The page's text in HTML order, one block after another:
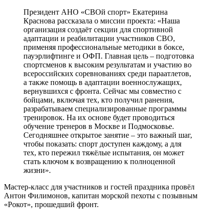
Президент АНО «СВОй спорт» Екатерина
Краснова рассказала о миссии проекта: «Наша
организация создаёт секции для спортивной
адаптации и реабилитации участников СВО,
применяя профессиональные методики в боксе,
пауэрлифтинге и ОФП. Главная цель – подготовка
спортсменов к высоким результатам и участию во
всероссийских соревнованиях среди параатлетов,
а также помощь в адаптации военнослужащих,
вернувшихся с фронта. Сейчас мы совместно с
бойцами, включая тех, кто получил ранения,
разрабатываем специализированные программы
тренировок. На их основе будет проводиться
обучение тренеров в Москве и Подмосковье.
Сегодняшнее открытое занятие – это важный шаг,
чтобы показать: спорт доступен каждому, а для
тех, кто пережил тяжёлые испытания, он может
стать ключом к возвращению к полноценной
жизни».
Мастер-класс для участников и гостей праздника провёл
Антон Филимонов, капитан морской пехоты с позывным
«Рокот», прошедший фронт.